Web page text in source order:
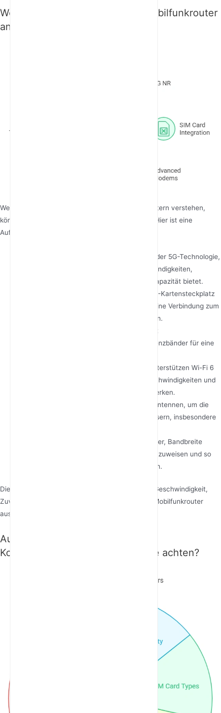
Welche Technologie treibt 5G-Mobilfunkrouter
an?
Wenn Sie die Technologie hinter 5G-Mobilfunkroutern verstehen,
können Sie ihre Fähigkeiten besser einschätzen. Hier ist eine
Aufschlüsselung der wichtigsten Komponenten:
: Die Grundlage der 5G-Technologie,
die im Vergleich zu 4G LTE höhere Geschwindigkeiten,
geringere Latenzzeiten und eine größere Kapazität bietet.
: Über den SIM-Kartensteckplatz
kann sich der Router authentifizieren und eine Verbindung zum
5G-Netz eines Mobilfunkanbieters herstellen.
: Ausgestattet mit
Hochleistungsmodems, die mehrere Frequenzbänder für eine
: Viele 5G-Router unterstützen Wi-Fi 6
und ermöglichen so schnellere WLAN-Geschwindigkeiten und
eine bessere Leistung in überfüllten Netzwerken.
: Verwendet mehrere Antennen, um die
Signalstärke und Zuverlässigkeit zu verbessern, insbesondere
: Ermöglicht es dem Router, Bandbreite
effizient für verschiedene Anwendungen zuzuweisen und so
eine reibungslose Leistung zu gewährleisten.
Diese Technologien arbeiten zusammen, um die Geschwindigkeit,
Zuverlässigkeit und Flexibilität zu bieten, die 5G-Mobilfunkrouter
auszeichnen.
Auf welche Kompatibilitäts- und
Konnektivitätsoptionen sollten Sie achten?